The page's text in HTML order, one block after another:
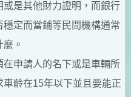
是其他財力證明，而銀行
定而當鋪等民間機構通常
。
申請人的名下或是車輛所
齡在15年以下並且要能正